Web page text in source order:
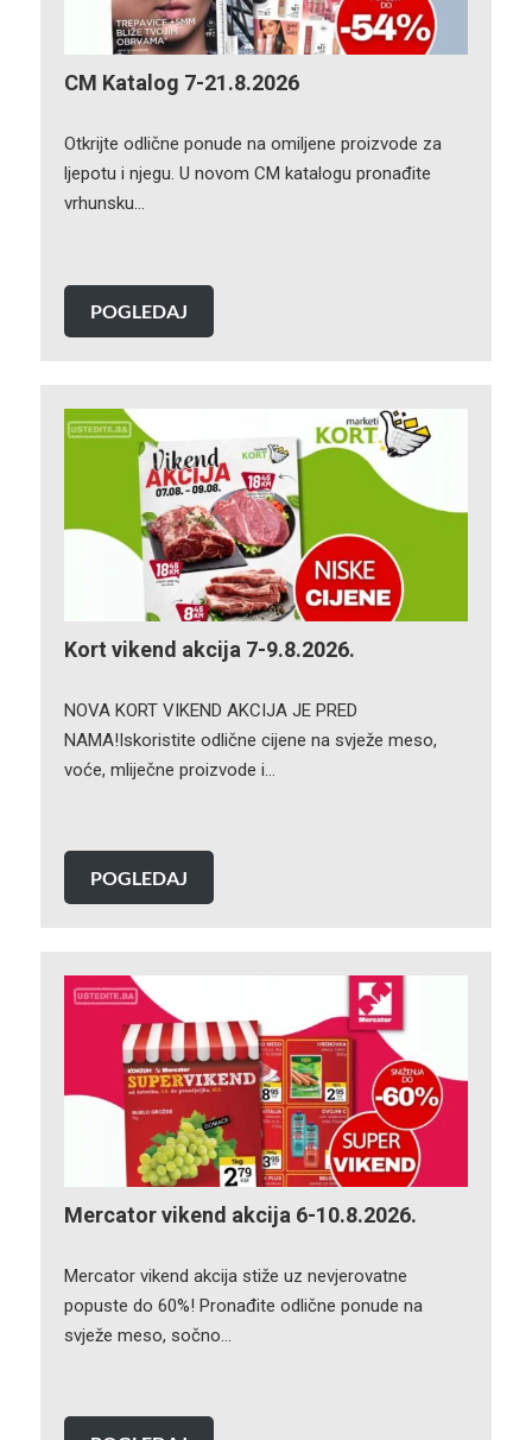
CM Katalog 7-21.8.2026
Otkrijte odlične ponude na omiljene proizvode za
ljepotu i njegu. U novom CM katalogu pronađite
vrhunsku…
POGLEDAJ
Kort vikend akcija 7-9.8.2026.
NOVA KORT VIKEND AKCIJA JE PRED
NAMA!Iskoristite odlične cijene na svježe meso,
voće, mliječne proizvode i…
POGLEDAJ
Mercator vikend akcija 6-10.8.2026.
Mercator vikend akcija stiže uz nevjerovatne
popuste do 60%! Pronađite odlične ponude na
svježe meso, sočno…